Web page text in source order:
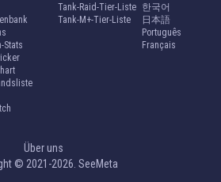
Stats
Tank-Raid-Tier-Liste
Tank-M+-Tier-Liste
한국어
日本語
Português
Français
Über uns
© 2021-2026. SeeMeta